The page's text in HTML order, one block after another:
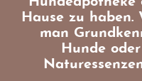
Hause zu haben.
man
Hunde